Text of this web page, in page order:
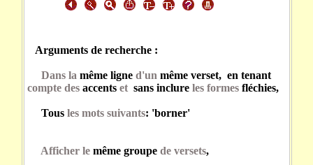
Arguments de recherche :
Dans la même ligne d'un même verset, en tenant
compte des accents et sans inclureles formes fléchies,
Tous les mots suivants: 'borner'
Afficher le même groupede versets,